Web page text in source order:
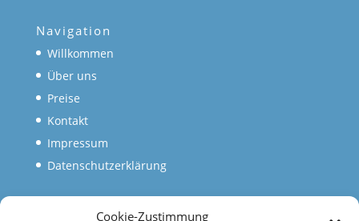
Cookie-Zustimmung
Navigation
Willkommen
Über uns
Preise
Kontakt
Impressum
Datenschutzerklärung
Mehr von uns